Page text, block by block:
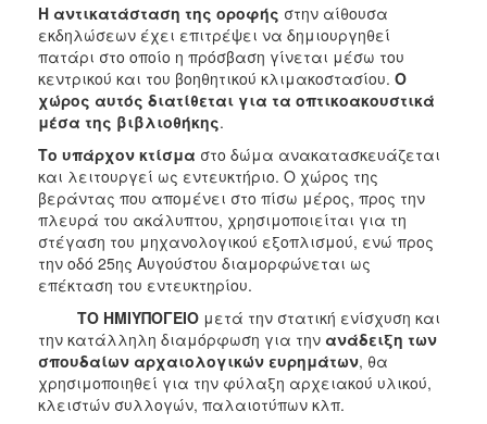
Η αντικατάσταση της οροφής στην αίθουσα
εκδηλώσεων έχει επιτρέψει να δημιουργηθεί
πατάρι στο οποίο η πρόσβαση γίνεται μέσω του
κεντρικού και του βοηθητικού κλιμακοστασίου. Ο
χώρος αυτός διατίθεται για τα οπτικοακουστικά
μέσα της βιβλιοθήκης.
Το υπάρχον κτίσμα στο δώμα ανακατασκευάζεται
και λειτουργεί ως εντευκτήριο. Ο χώρος της
βεράντας που απομένει στο πίσω μέρος, προς την
πλευρά του ακάλυπτου, χρησιμοποιείται για τη
στέγαση του μηχανολογικού εξοπλισμού, ενώ προς
την οδό 25ης Αυγούστου διαμορφώνεται ως
επέκταση του εντευκτηρίου.
ΤΟ ΗΜΙΥΠΟΓΕΙΟ μετά την στατική ενίσχυση και
την κατάλληλη διαμόρφωση για την ανάδειξη των
σπουδαίων αρχαιολογικών ευρημάτων, θα
χρησιμοποιηθεί για την φύλαξη αρχειακού υλικού,
κλειστών συλλογών, παλαιοτύπων κλπ.